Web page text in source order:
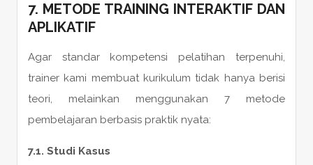
7. METODE TRAINING INTERAKTIF DAN
APLIKATIF
Agar standar kompetensi pelatihan terpenuhi,
trainer kami membuat kurikulum tidak hanya berisi
teori, melainkan menggunakan 7 metode
pembelajaran berbasis praktik nyata:
7.1. Studi Kasus